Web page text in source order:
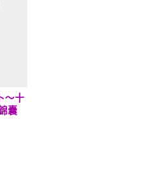
～十
囊